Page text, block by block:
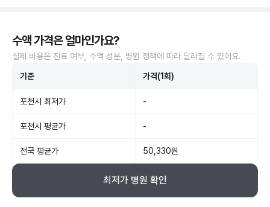
수액 가격은 얼마인가요?
실제 비용은 진료 여부, 수액 성분, 병원 정책에 따라 달라질 수 있어요.
기준 가격(1회)
포천시 최저가 -
포천시 평균가 -
전국 평균가 50,330원
최저가 병원 확인